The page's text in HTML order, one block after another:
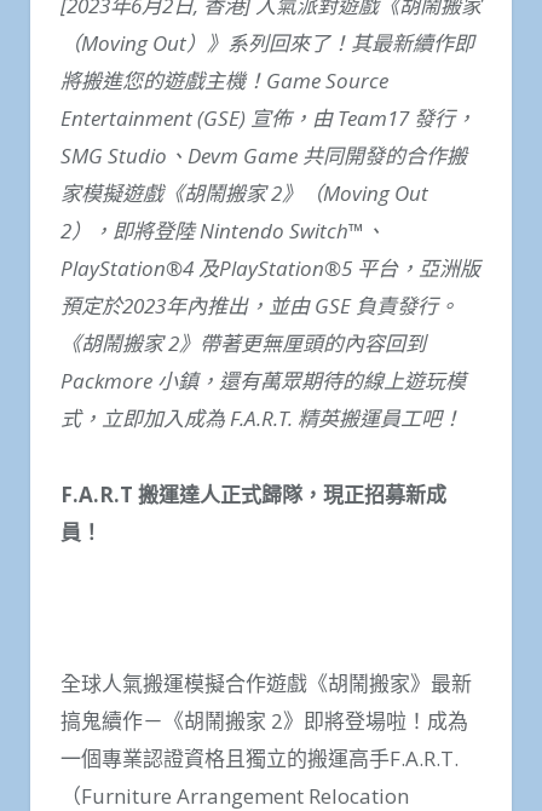
[2023年6月2日, 香港] 人氣派對遊戲《胡鬧搬家
（Moving Out）》系列回來了！其最新續作即
將搬進您的遊戲主機！ Game Source
Entertainment (GSE) 宣佈， 由Team17 發行，
SMG Studio 、 Devm Game 共同開發的合作搬
家模擬遊戲《胡鬧搬家2》（Moving Out
2），即將登陸Nintendo Switch™ 、
PlayStation®4 及PlayStation®5 平台，亞洲版
預定於2023年內推出，並由GSE 負責發行。
《胡鬧搬家2》帶著更無厘頭的內容回到
Packmore 小鎮，還有萬眾期待的線上遊玩模
式，立即加入成為F.A.R.T. 精英搬運員工吧！
F.A.R.T 搬運達人正式歸隊，現正招募新成
員！
全球人氣搬運模擬合作遊戲《胡鬧搬家》最新
搞鬼續作－《胡鬧搬家 2》即將登場啦！成為
一個專業認證資格且獨立的搬運高手F.A.R.T.
（Furniture Arrangement Relocation